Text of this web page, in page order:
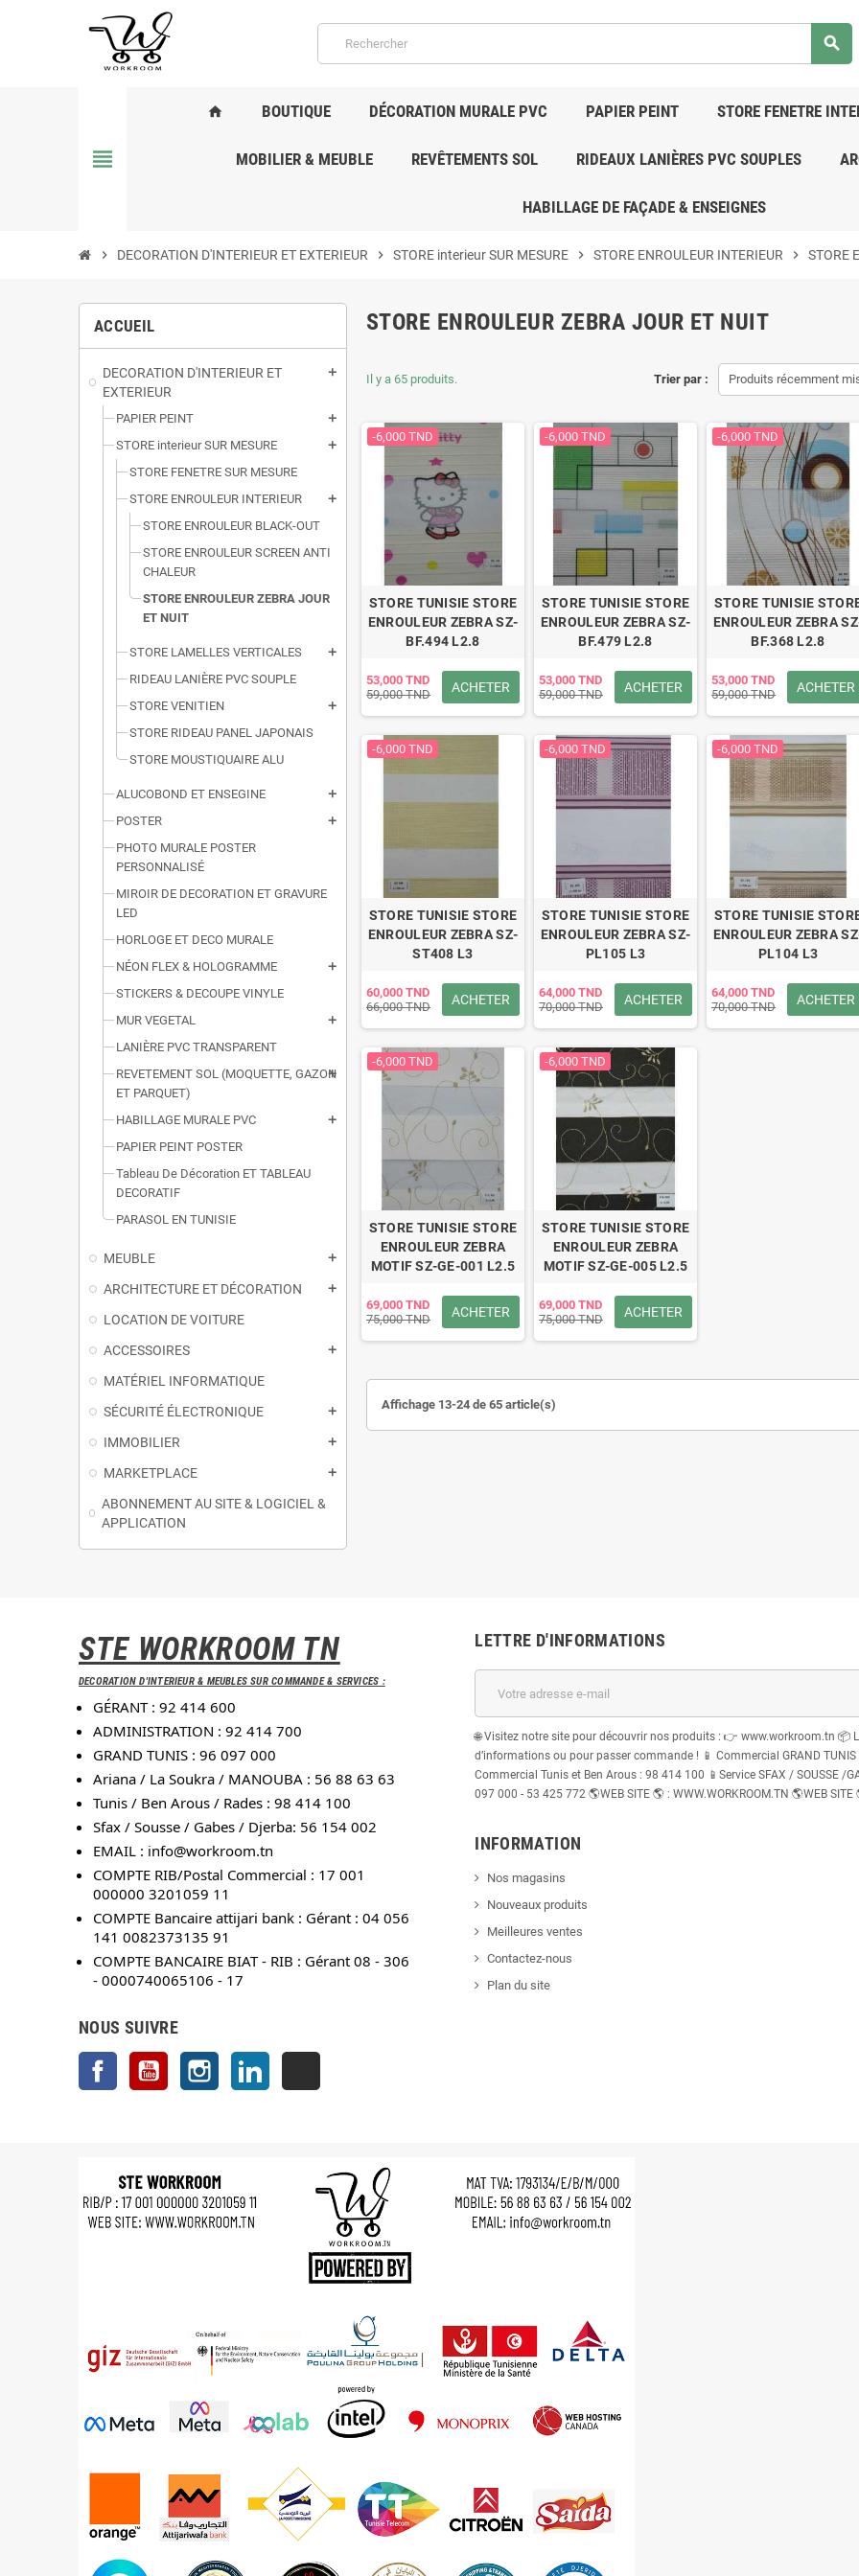
search
view_headline
home BOUTIQUE DÉCORATION MURALE PVC PAPIER PEINT STORE FENETRE
MOBILIER & MEUBLE REVÊTEMENTS SOL RIDEAUX LANIÈRES PVC SOUPLES
HABILLAGE DE FAÇADE & ENSEIGNES
chevron_right DECORATION D'INTERIEUR ET EXTERIEUR chevron_right STORE interieur SUR MESURE chevron_right STORE ENROULEUR INTERIEUR chevron_right STORE
ACCUEIL
DECORATION D'INTERIEUR ET
EXTERIEUR
add
PAPIER PEINT add
STORE interieur SUR MESURE add
STORE FENETRE SUR MESURE
STORE ENROULEUR INTERIEUR
add
STORE ENROULEUR BLACK-OUT
STORE ENROULEUR SCREEN ANTI
CHALEUR
STORE ENROULEUR ZEBRA JOUR
ET NUIT
STORE LAMELLES VERTICALES add
RIDEAU LANIÈRE PVC SOUPLE
STORE VENITIEN
add
STORE RIDEAU PANEL JAPONAIS
STORE MOUSTIQUAIRE ALU
ALUCOBOND ET ENSEGINE add
POSTER add
PHOTO MURALE POSTER
PERSONNALISÉ
MIROIR DE DECORATION ET GRAVURE
LED
HORLOGE ET DECO MURALE
NÉON FLEX & HOLOGRAMME
add
STICKERS & DECOUPE VINYLE
MUR VEGETAL
add
LANIÈRE PVC TRANSPARENT
REVETEMENT SOL (MOQUETTE, GAZON
ET PARQUET)
add
HABILLAGE MURALE PVC add
PAPIER PEINT POSTER
Tableau De Décoration ET TABLEAU
DECORATIF
PARASOL EN TUNISIE
MEUBLE add
ARCHITECTURE ET DÉCORATION add
LOCATION DE VOITURE
ACCESSOIRES
add
MATÉRIEL INFORMATIQUE
SÉCURITÉ ÉLECTRONIQUE
add
IMMOBILIER add
MARKETPLACE add
ABONNEMENT AU SITE & LOGICIEL &
APPLICATION
STORE ENROULEUR ZEBRA JOUR ET NUIT
Trier par : Produits récemment
Il y a 65 produits.
-6,000 TND
STORE TUNISIE STORE
ENROULEUR ZEBRA SZ-
BF.494 L2.8
53,000 TND
59,000 TND
ACHETER
-6,000 TND
STORE TUNISIE STORE
ENROULEUR ZEBRA SZ-
BF.479 L2.8
53,000 TND
59,000 TND
ACHETER
-6,000 TND
STORE TUNISIE
ENROULEUR ZEBRA
BF.368 L2.8
53,000 TND
59,000 TND
ACHETER
-6,000 TND
STORE TUNISIE STORE
ENROULEUR ZEBRA SZ-
ST408 L3
60,000 TND
66,000 TND
ACHETER
-6,000 TND
STORE TUNISIE STORE
ENROULEUR ZEBRA SZ-
PL105 L3
64,000 TND
70,000 TND
ACHETER
-6,000 TND
STORE TUNISIE
ENROULEUR ZEBRA
PL104 L3
64,000 TND
70,000 TND
ACHETER
-6,000 TND
STORE TUNISIE STORE
ENROULEUR ZEBRA
MOTIF SZ-GE-001 L2.5
69,000 TND
75,000 TND
ACHETER
-6,000 TND
STORE TUNISIE STORE
ENROULEUR ZEBRA
MOTIF SZ-GE-005 L2.5
69,000 TND
75,000 TND
ACHETER
Affichage 13-24 de 65 article(s)
STE WORKROOM TN
DECORATION D'INTERIEUR & MEUBLES SUR COMMANDE & SERVICES :
GÉRANT : 92 414 600
ADMINISTRATION : 92 414 700
GRAND TUNIS : 96 097 000
Ariana / La Soukra / MANOUBA : 56 88 63 63
Tunis / Ben Arous / Rades : 98 414 100
Sfax / Sousse / Gabes / Djerba: 56 154 002
EMAIL : info@workroom.tn
COMPTE RIB/Postal Commercial : 17 001
000000 3201059 11
COMPTE Bancaire attijari bank : Gérant : 04 056
141 0082373135 91
COMPTE BANCAIRE BIAT - RIB : Gérant 08 - 306
- 0000740065106 - 17
NOUS SUIVRE
Facebook YouTube Instagram
LETTRE D'INFORMATIONS
🌐 Visitez notre site pour découvrir nos produits : 👉 www.workroom.tn
d’informations ou pour passer commande ! 📱 Commercial GRAND
Commercial Tunis et Ben Arous : 98 414 100 📱Service SFAX / SOUSSE /
097 000 - 53 425 772 🌎WEB SITE 🌎 : WWW.WORKROOM.TN 🌎WEB SITE
INFORMATION
Nos magasins
Nouveaux produits
Meilleures ventes
Contactez-nous
Plan du site